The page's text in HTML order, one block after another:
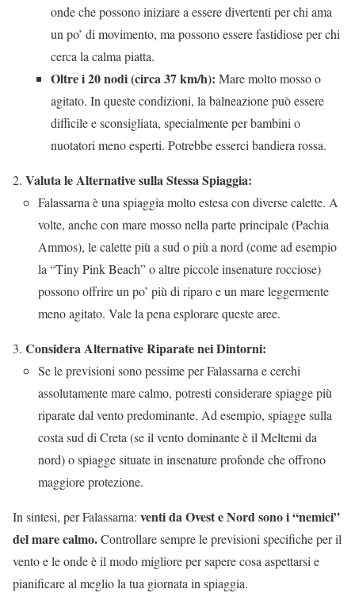
onde che possono iniziare a essere divertenti per chi ama
un po’ di movimento, ma possono essere fastidiose per chi
cerca la calma piatta.
Oltre i 20 nodi (circa 37 km/h): Mare molto mosso o
agitato. In queste condizioni, la balneazione può essere
difficile e sconsigliata, specialmente per bambini o
nuotatori meno esperti. Potrebbe esserci bandiera rossa.
Valuta le Alternative sulla Stessa Spiaggia:
Falassarna è una spiaggia molto estesa con diverse calette. A
volte, anche con mare mosso nella parte principale (Pachia
Ammos), le calette più a sud o più a nord (come ad esempio
la “Tiny Pink Beach” o altre piccole insenature rocciose)
possono offrire un po’ più di riparo e un mare leggermente
meno agitato. Vale la pena esplorare queste aree.
Considera Alternative Riparate nei Dintorni:
Se le previsioni sono pessime per Falassarna e cerchi
assolutamente mare calmo, potresti considerare spiagge più
riparate dal vento predominante. Ad esempio, spiagge sulla
costa sud di Creta (se il vento dominante è il Meltemi da
nord) o spiagge situate in insenature profonde che offrono
maggiore protezione.
In sintesi, per Falassarna: venti da Ovest e Nord sono i “nemici”
del mare calmo.Controllare sempre le previsioni specifiche per il
vento e le onde è il modo migliore per sapere cosa aspettarsi e
pianificare al meglio la tua giornata in spiaggia.